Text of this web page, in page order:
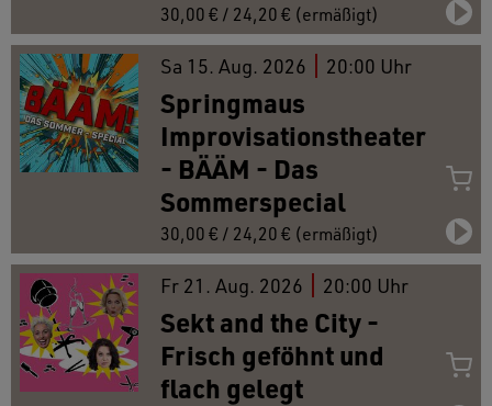
30,00 € / 24,20 € (ermäßigt)
Sa 15. Aug. 2026 20:00 Uhr
Springmaus
Improvisationstheater
- BÄÄM - Das
Sommerspecial
30,00 € / 24,20 € (ermäßigt)
Fr 21. Aug. 2026 20:00 Uhr
Sekt and the City -
Frisch geföhnt und
flach gelegt